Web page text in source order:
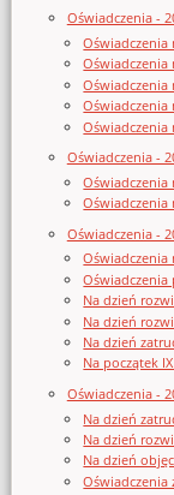
Oświadczenia -
Oświadczenia
Oświadczenia -
Oświadczenia -
Oświadczenia
Na dzień
Na dzień
Na dzień
Na początek
Oświadczenia -
Na dzień
Na dzień
Na dzień
Oświadczenia